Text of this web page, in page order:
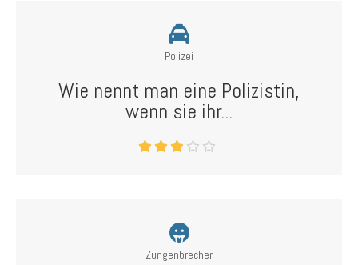
Polizei
Wie nennt man eine Polizistin,
wenn sie ihr...
Zungenbrecher